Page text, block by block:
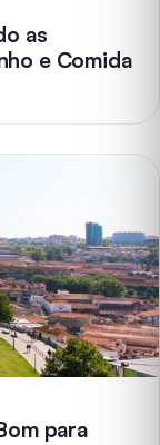
as
e Comida
para